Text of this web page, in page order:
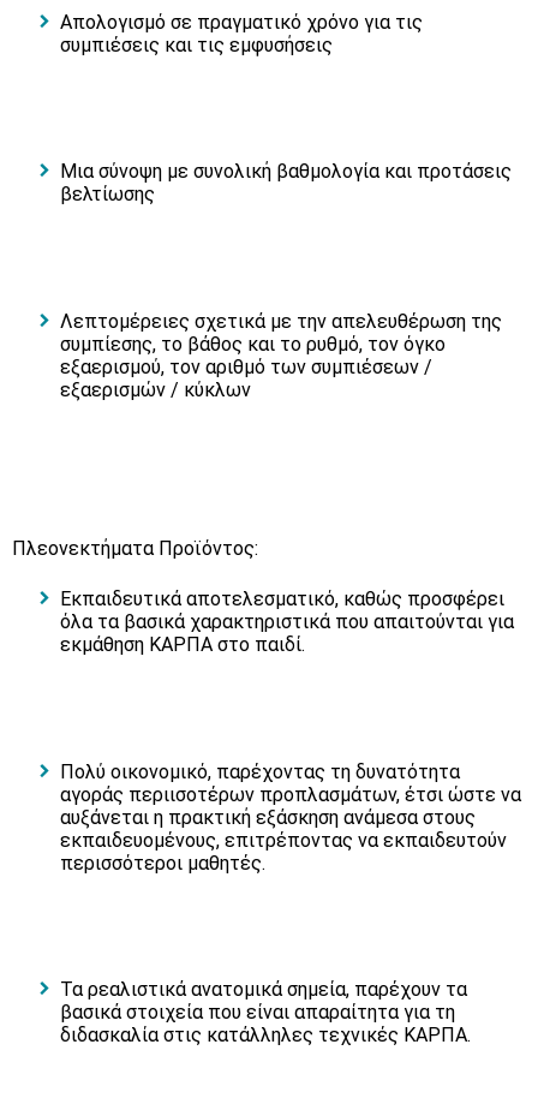
Απολογισμό σε πραγματικό χρόνο για τις
συμπιέσεις και τις εμφυσήσεις
Μια σύνοψη µε συνολική βαθµολογία και προτάσεις
βελτίωσης
Λεπτοµέρειες σχετικά µε την απελευθέρωση της
συµπίεσης, το βάθος και το ρυθµό, τον όγκο
εξαερισµού, τον αριθµό των συµπιέσεων /
εξαερισµών / κύκλων
Πλεονεκτήματα Προϊόντος:
Εκπαιδευτικά αποτελεσματικό, καθώς προσφέρει
όλα τα βασικά χαρακτηριστικά που απαιτούνται για
εκμάθηση ΚΑΡΠΑ στο παιδί.
Πολύ οικονομικό, παρέχοντας τη δυνατότητα
αγοράς περιισοτέρων προπλασμάτων, έτσι ώστε να
αυξάνεται η πρακτική εξάσκηση ανάμεσα στους
εκπαιδευομένους, επιτρέποντας να εκπαιδευτούν
περισσότεροι μαθητές.
Τα ρεαλιστικά ανατομικά σημεία, παρέχουν τα
βασικά στοιχεία που είναι απαραίτητα για τη
διδασκαλία στις κατάλληλες τεχνικές ΚΑΡΠΑ.